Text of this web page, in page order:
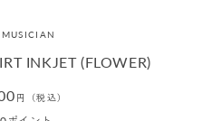
INKJET (FLOWER)
円（税込）